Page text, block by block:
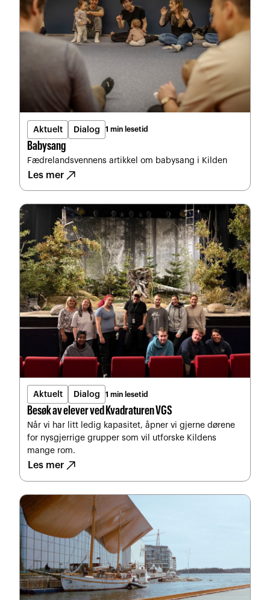
Aktuelt Dialog 1 min lesetid
Babysang
Fædrelandsvennens artikkel om babysang i Kilden
Les mer north_east
Aktuelt Dialog 1 min lesetid
Besøk av elever ved Kvadraturen VGS
Når vi har litt ledig kapasitet, åpner vi gjerne dørene
for nysgjerrige grupper som vil utforske Kildens
mange rom.
Les mer north_east